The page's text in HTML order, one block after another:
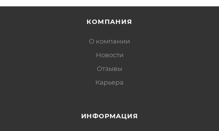
КОМПАНИЯ
О компании
Новости
Отзывы
Карьера
ИНФОРМАЦИЯ